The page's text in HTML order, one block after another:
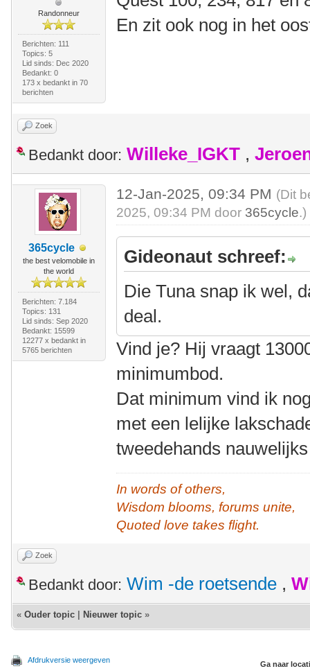
Randonneur
Berichten: 111
Topics: 5
Lid sinds: Dec 2020
Bedankt: 0
173 x bedankt in 70
berichten
En zit ook nog in het
Zoek
Bedankt door: Willeke_IGKT ,
365cycle
the best velomobile in
the world
Berichten: 7.184
Topics: 131
Lid sinds: Sep 2020
Bedankt: 15599
12277 x bedankt in
5765 berichten
12-Jan-2025, 09:34 PM (Dit
2025, 09:34 PM door 365cycle.)
Gideonaut schreef:
Die Tuna snap ik wel,
deal.
Vind je? Hij vraagt
minimumbod.
Dat minimum vind ik
met een lelijke
tweedehands
In words of others,
Wisdom blooms, forums unite,
Quoted love takes flight.
Zoek
Bedankt door: Wim -de roetsende ,
« Ouder topic Nieuwer topic »
Afdrukversie weergeven Ga naar